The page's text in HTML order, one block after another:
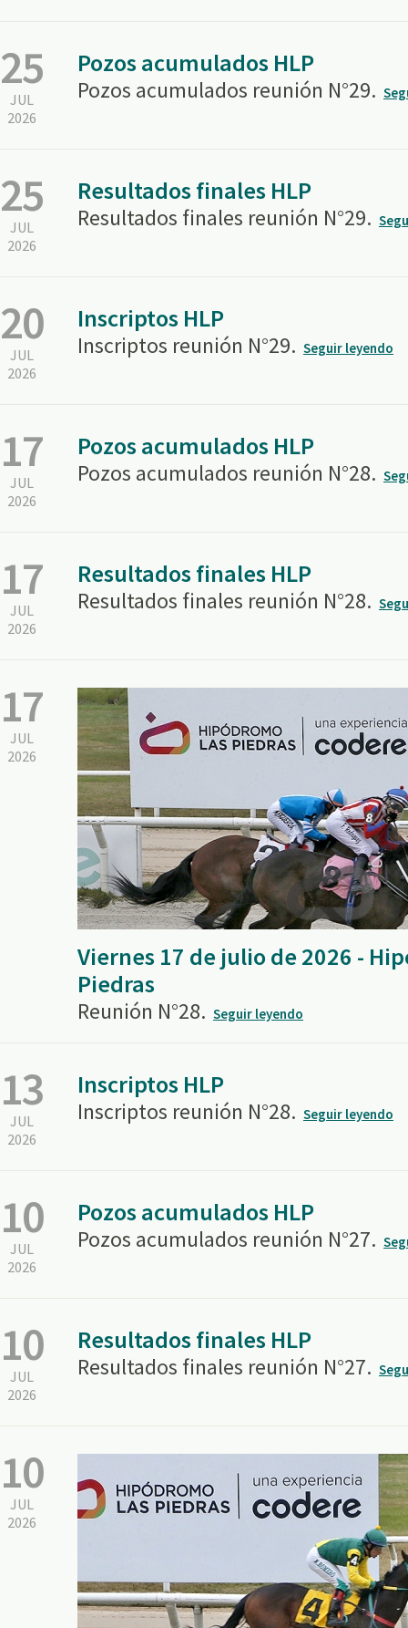
25
JUL
2026
Pozos acumulados HLP
Pozos acumulados reunión N°29.
25
JUL
2026
Resultados finales HLP
Resultados finales reunión N°29.
20
JUL
2026
Inscriptos HLP
Inscriptos reunión N°29. Seguir leyendo
17
JUL
2026
Pozos acumulados HLP
Pozos acumulados reunión N°28.
17
JUL
2026
Resultados finales HLP
Resultados finales reunión N°28.
17
JUL
2026
Viernes 17 de julio de 2026 -
Piedras
Reunión N°28. Seguir leyendo
13
JUL
2026
Inscriptos HLP
Inscriptos reunión N°28. Seguir leyendo
10
JUL
2026
Pozos acumulados HLP
Pozos acumulados reunión N°27.
10
JUL
2026
Resultados finales HLP
Resultados finales reunión N°27.
10
JUL
2026